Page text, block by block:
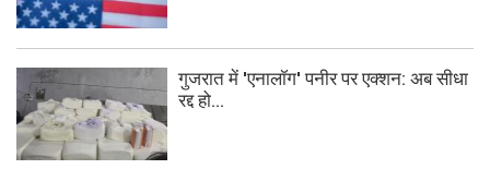
गुजरात में 'एनालॉग' पनीर पर एक्शन: अब सीधा
रद्द हो...